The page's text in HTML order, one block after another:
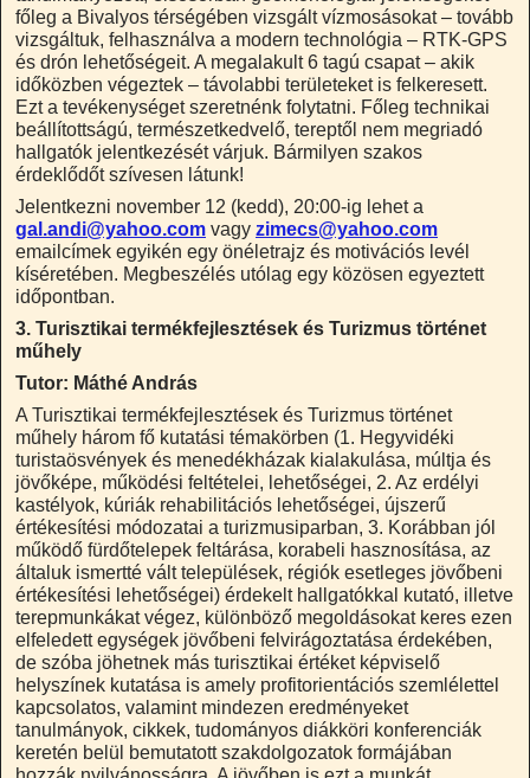
főleg a Bivalyos térségében vizsgált vízmosásokat – tovább
vizsgáltuk, felhasználva a modern technológia – RTK-GPS
és drón lehetőségeit. A megalakult 6 tagú csapat – akik
időközben végeztek – távolabbi területeket is felkeresett.
Ezt a tevékenységet szeretnénk folytatni. Főleg technikai
beállítottságú, természetkedvelő, tereptől nem megriadó
hallgatók jelentkezését várjuk. Bármilyen szakos
érdeklődőt szívesen látunk!
Jelentkezni november 12 (kedd), 20:00-ig lehet a
gal.andi@yahoo.com vagy zimecs@yahoo.com
emailcímek egyikén egy önéletrajz és motivációs levél
kíséretében. Megbeszélés utólag egy közösen egyeztett
időpontban.
3. Turisztikai termékfejlesztések és Turizmus történet
műhely
Tutor: Máthé András
A Turisztikai termékfejlesztések és Turizmus történet
műhely három fő kutatási témakörben (1. Hegyvidéki
turistaösvények és menedékházak kialakulása, múltja és
jövőképe, működési feltételei, lehetőségei, 2. Az erdélyi
kastélyok, kúriák rehabilitációs lehetőségei, újszerű
értékesítési módozatai a turizmusiparban, 3. Korábban jól
működő fürdőtelepek feltárása, korabeli hasznosítása, az
általuk ismertté vált települések, régiók esetleges jövőbeni
értékesítési lehetőségei) érdekelt hallgatókkal kutató, illetve
terepmunkákat végez, különböző megoldásokat keres ezen
elfeledett egységek jövőbeni felvirágoztatása érdekében,
de szóba jöhetnek más turisztikai értéket képviselő
helyszínek kutatása is amely profitorientációs szemlélettel
kapcsolatos, valamint mindezen eredményeket
tanulmányok, cikkek, tudományos diákköri konferenciák
keretén belül bemutatott szakdolgozatok formájában